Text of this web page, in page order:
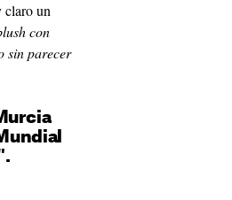
claro un
con
sin parecer